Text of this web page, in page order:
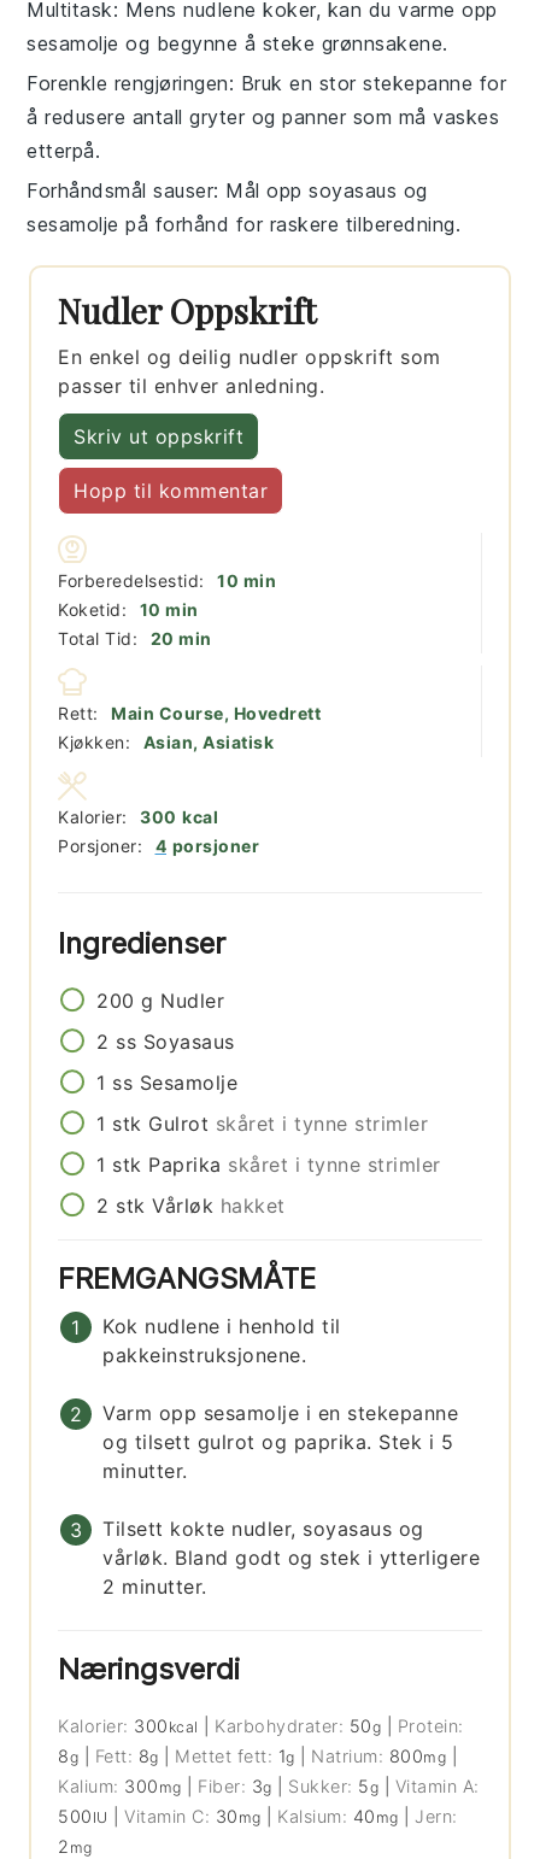
Multitask: Mensnudlene koker, kan du varme opp
sesamolje og begynne å steke grønnsakene.
Forenkle rengjøringen: Bruk en stor stekepanne for
å redusere antall gryter og panner som må vaskes
etterpå.
Forhåndsmål sauser: Mål oppsoyasaus og
sesamolje på forhånd for raskere tilberedning.
Nudler Oppskrift
En enkel og deilig nudler oppskrift som
passer til enhver anledning.
Skriv ut oppskrift
Hopp til kommentar
Forberedelsestid: 10 minutter
min
Koketid:
10 minutter
min
Total Tid:
20 minutter
min
Rett:
Main Course, Hovedrett
Kjøkken:
Asian, Asiatisk
Porsjoner: 4 porsjoner
Kalorier: 300 kcal
Ingredienser
200 g Nudler
2 ss Soyasaus
1 ss Sesamolje
1 stk Gulrot skåret i tynne strimler
1 stk Paprika skåret i tynne strimler
2 stk Vårløk hakket
FREMGANGSMÅTE
Kok nudlene i henhold til
pakkeinstruksjonene.
Varm opp sesamolje i en stekepanne
og tilsett gulrot og paprika. Stek i 5
minutter.
Tilsett kokte nudler, soyasaus og
vårløk. Bland godt og stek i ytterligere
2 minutter.
Næringsverdi
Kalorier: 300 kcal Karbohydrater: 50g
Protein:
8g Fett: 8g Mettet fett: 1g Natrium: 800mg
Kalium: 300 mg Fiber: 3g Sukker: 5g
Vitamin A:
500 IU |Vitamin C: 30 mg Kalsium: 40 mg |Jern:
2 mg